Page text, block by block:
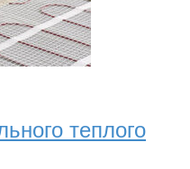
теплого